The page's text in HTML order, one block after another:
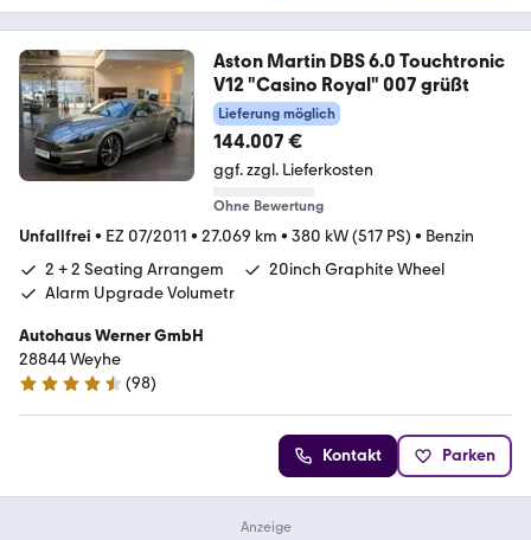
Aston Martin DBS 6.0 Touchtronic
V12 "Casino Royal" 007 grüßt
Lieferung möglich
144.007 €
ggf. zzgl. Lieferkosten
Ohne Bewertung
Unfallfrei • EZ 07/2011 • 27.069 km • 380 kW (517 PS) • Benzin
2 + 2 Seating Arrangem
20inch Graphite Wheel
Alarm Upgrade Volumetr
Autohaus Werner GmbH
28844 Weyhe
4.7 Sterne
(98)
Kontakt Parken